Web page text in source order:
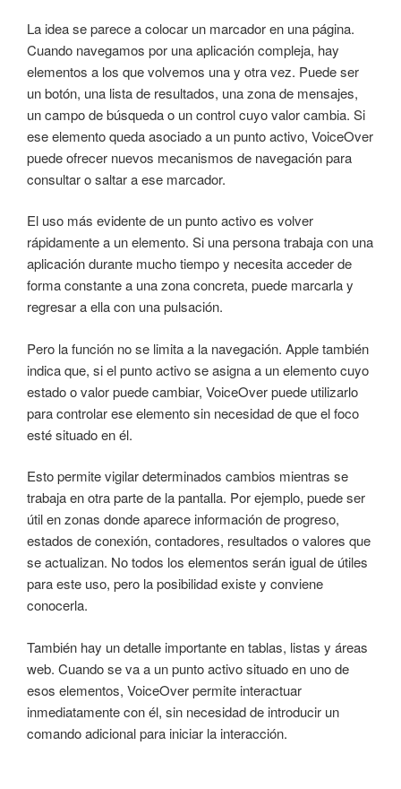
La idea se parece a colocar un marcador en una página.
Cuando navegamos por una aplicación compleja, hay
elementos a los que volvemos una y otra vez. Puede ser
un botón, una lista de resultados, una zona de mensajes,
un campo de búsqueda o un control cuyo valor cambia. Si
ese elemento queda asociado a un punto activo, VoiceOver
puede ofrecer nuevos mecanismos de navegación para
consultar o saltar a ese marcador.
El uso más evidente de un punto activo es volver
rápidamente a un elemento. Si una persona trabaja con una
aplicación durante mucho tiempo y necesita acceder de
forma constante a una zona concreta, puede marcarla y
regresar a ella con una pulsación.
Pero la función no se limita a la navegación. Apple también
indica que, si el punto activo se asigna a un elemento cuyo
estado o valor puede cambiar, VoiceOver puede utilizarlo
para controlar ese elemento sin necesidad de que el foco
esté situado en él.
Esto permite vigilar determinados cambios mientras se
trabaja en otra parte de la pantalla. Por ejemplo, puede ser
útil en zonas donde aparece información de progreso,
estados de conexión, contadores, resultados o valores que
se actualizan. No todos los elementos serán igual de útiles
para este uso, pero la posibilidad existe y conviene
conocerla.
También hay un detalle importante en tablas, listas y áreas
web. Cuando se va a un punto activo situado en uno de
esos elementos, VoiceOver permite interactuar
inmediatamente con él, sin necesidad de introducir un
comando adicional para iniciar la interacción.